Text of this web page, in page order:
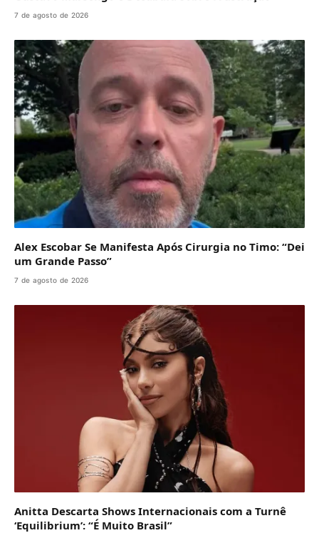
7 de agosto de 2026
Alex Escobar Se Manifesta Após Cirurgia no Timo: “Dei
um Grande Passo”
7 de agosto de 2026
Anitta Descarta Shows Internacionais com a Turnê
‘Equilibrium’: “É Muito Brasil”